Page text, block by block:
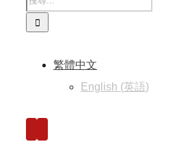
繁體中文
English (英語)